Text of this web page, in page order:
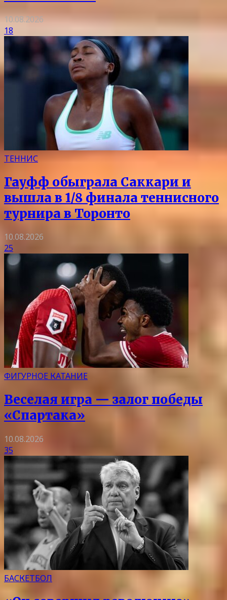
10.08.2026
18
ТЕННИС
Гауфф обыграла Саккари и
вышла в 1/8 финала теннисного
турнира в Торонто
10.08.2026
25
ФИГУРНОЕ КАТАНИЕ
Веселая игра — залог победы
«Спартака»
10.08.2026
35
БАСКЕТБОЛ